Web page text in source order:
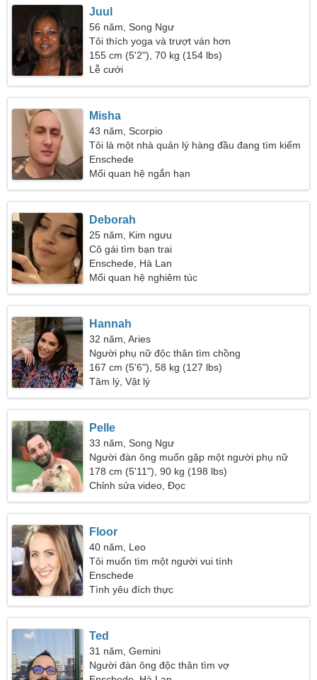
Juul
56 năm, Song Ngư
Tôi thích yoga và trượt ván hơn
155 cm (5'2"), 70 kg (154 lbs)
Lễ cưới
Misha
43 năm, Scorpio
Tôi là một nhà quản lý hàng đầu đang tìm kiếm
một người phụ nữ gợi cảm
Enschede
Mối quan hệ ngắn hạn
Deborah
25 năm, Kim ngưu
Cô gái tìm bạn trai
Enschede, Hà Lan
Mối quan hệ nghiêm túc
Hannah
32 năm, Aries
Người phụ nữ độc thân tìm chồng
167 cm (5'6"), 58 kg (127 lbs)
Tâm lý, Vật lý
Pelle
33 năm, Song Ngư
Người đàn ông muốn gặp một người phụ nữ
178 cm (5'11"), 90 kg (198 lbs)
Chỉnh sửa video, Đọc
Floor
40 năm, Leo
Tôi muốn tìm một người vui tính
Enschede
Tình yêu đích thực
Ted
31 năm, Gemini
Người đàn ông độc thân tìm vợ